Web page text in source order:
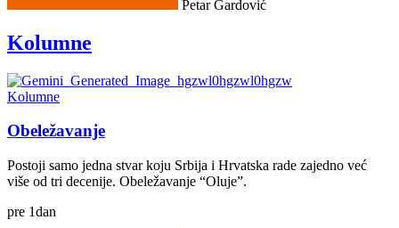
Petar Gardović
Kolumne
Kolumne
Obeležavanje
Postoji samo jedna stvar koju Srbija i Hrvatska rade zajedno već
više od tri decenije. Obeležavanje “Oluje”.
pre 1dan